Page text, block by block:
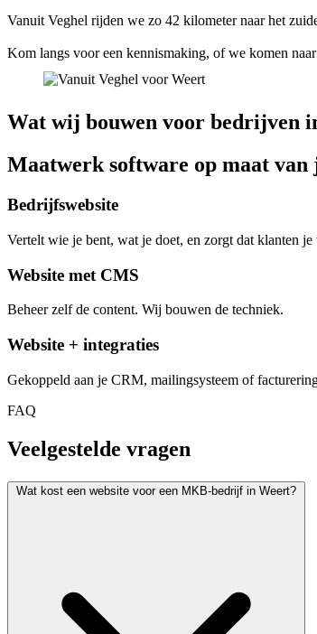
Vanuit Veghel rijden we zo 42 kilometer naar het
Kom langs voor een kennismaking, of we komen
Wat wij bouwen voor bedrijven
Maatwerk software op maat
Bedrijfswebsite
Vertelt wie je bent, wat je doet, en zorgt dat klanten je
Website met CMS
Beheer zelf de content. Wij bouwen de techniek.
Website + integraties
Gekoppeld aan je CRM, mailingsysteem of
FAQ
Veelgestelde vragen
Wat kost een website voor een MKB-bedrijf in Weert?